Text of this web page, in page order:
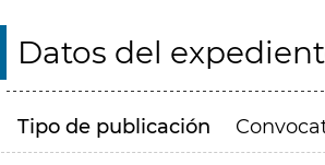
Datos del
Tipo de publicación